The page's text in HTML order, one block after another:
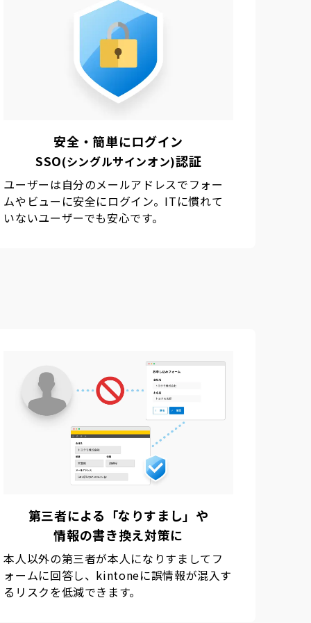
安全・簡単にログイン
SSO(シングルサインオン)認証
ユーザーは自分のメールアドレスでフォー
ムやビューに安全にログイン。ITに慣れて
いないユーザーでも安心です。
第三者による「なりすまし」や
情報の書き換え対策に
本人以外の第三者が本人になりすましてフ
ォームに回答し、kintoneに誤情報が混入す
るリスクを低減できます。